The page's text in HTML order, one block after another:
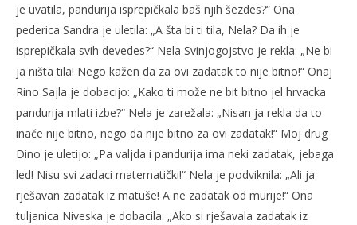
je uvatila, pandurija isprepičkala baš njih šezdes?“ Ona
pederica Sandra je uletila: „A šta bi ti tila, Nela? Da ih je
isprepičkala svih devedes?“ Nela Svinjogojstvo je rekla: „Ne bi
ja ništa tila! Nego kažen da za ovi zadatak to nije bitno!“ Onaj
Rino Sajla je dobacijo: „Kako ti može ne bit bitno jel hrvacka
pandurija mlati izbe?“ Nela je zarežala: „Nisan ja rekla da to
inače nije bitno, nego da nije bitno za ovi zadatak!“ Moj drug
Dino je uletijo: „Pa valjda i pandurija ima neki zadatak, jebaga
led! Nisu svi zadaci matematički!“ Nela je podviknila: „Ali ja
rješavan zadatak iz matuše! A ne zadatak od murije!“ Ona
tuljanica Niveska je dobacila: „Ako si rješavala zadatak iz